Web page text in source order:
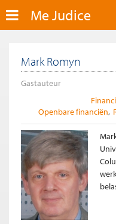
Me Judice
Mark Romyn
Gastauteur
Openbare financiën